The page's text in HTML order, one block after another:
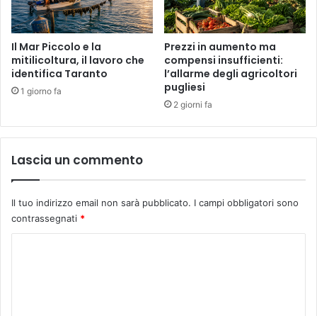
Il Mar Piccolo e la
mitilicoltura, il lavoro che
identifica Taranto
1 giorno fa
Prezzi in aumento ma
compensi insufficienti:
l’allarme degli agricoltori
pugliesi
2 giorni fa
Lascia un commento
Il tuo indirizzo email non sarà pubblicato. I campi obbligatori sono
contrassegnati *